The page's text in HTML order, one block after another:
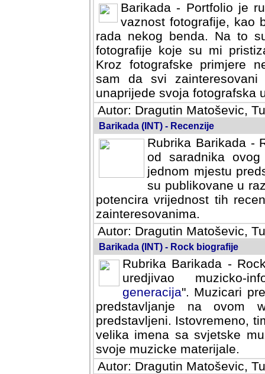
Barikada - Portfolio je
vaznost fotografije, kao
rada nekog benda. Na to
fotografije koje su mi
fotografske primjere
svi zainteresovani
svoja fotografska umijeca.
Autor: Dragutin Matoševic,
Barikada (INT) - Recenzije
Rubrika Barikada -
od saradnika
jednom mjestu
su publikovane u
potencira vrijednost tih
zainteresovanima.
Autor: Dragutin Matoševic,
Barikada (INT) - Rock biografije
Rubrika Barikada -
uredjivao muzicko-
Muzicari predstavljeni u
na ovom web portalu
Istovremeno, tim nacinom
sa svjetske muzicke scene
materijale.
Autor: Dragutin Matoševic,